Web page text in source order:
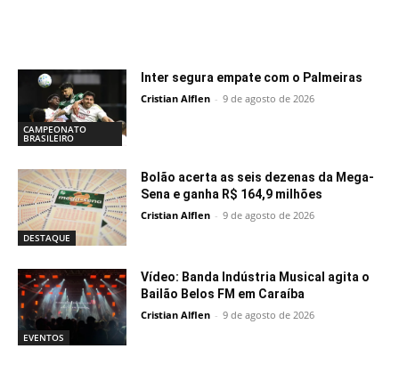
CAMPEONATO
BRASILEIRO
Inter segura empate com o Palmeiras
Cristian Alflen - 9 de agosto de 2026
DESTAQUE
Bolão acerta as seis dezenas da Mega-
Sena e ganha R$ 164,9 milhões
Cristian Alflen - 9 de agosto de 2026
EVENTOS
Vídeo: Banda Indústria Musical agita o
Bailão Belos FM em Caraíba
Cristian Alflen - 9 de agosto de 2026